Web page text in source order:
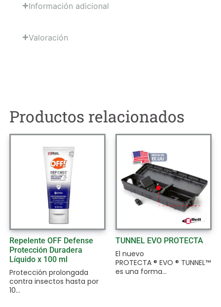
Información adicional
Valoración
Productos relacionados
Repelente OFF Defense
Protección Duradera
Líquido x 100 ml
Protección prolongada
contra insectos hasta por
10...
TUNNEL EVO PROTECTA
El nuevo
PROTECTA ® EVO ® TUNNEL™
es una forma...